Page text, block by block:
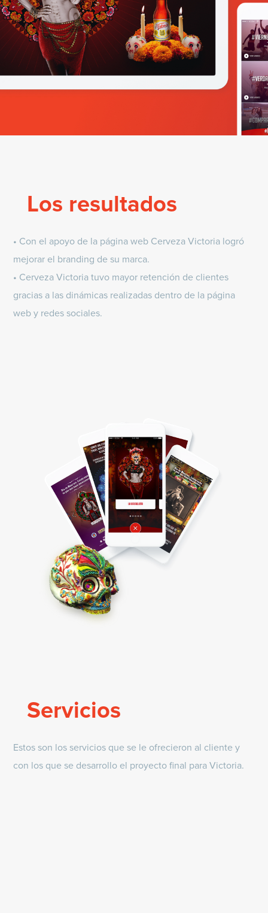
Los resultados
• Con el apoyo de la página web Cerveza Victoria logró
mejorar el branding de su marca.
• Cerveza Victoria tuvo mayor retención de clientes
gracias a las dinámicas realizadas dentro de la página
web y redes sociales.
Servicios
Estos son los servicios que se le ofrecieron al cliente y
con los que se desarrollo el proyecto final para Victoria.